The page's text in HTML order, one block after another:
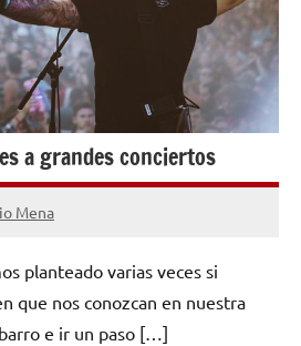
a grandes conciertos
Mena
planteado varias veces si
que nos conozcan en nuestra
e ir un paso […]